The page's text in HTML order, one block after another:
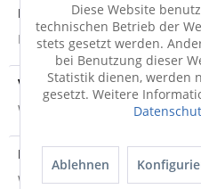
Produktsicherheit
Produktsicherheit
Versandinfo
Weitere Informationen zum
Hersteller
Weitere Informationen zum
Diese Website
technischen Betrieb der
stets gesetzt werden.
bei Benutzung dieser
Statistik dienen, werden
gesetzt. Weitere
Ablehnen